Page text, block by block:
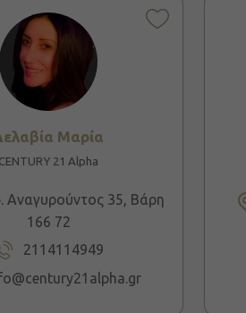
Μαρία
21 Alpha
35, Βάρη
166 72
2114114949